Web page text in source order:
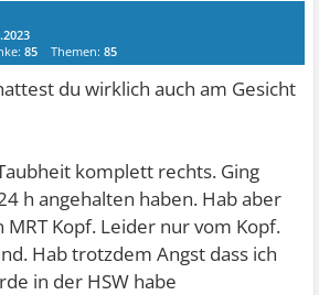
85 Themen:85
du wirklich auch am Gesicht
komplett rechts. Ging
h angehalten haben. Hab aber
MRT Kopf. Leider nur vom Kopf.
Hab trotzdem Angst dass ich
in der HSW habe